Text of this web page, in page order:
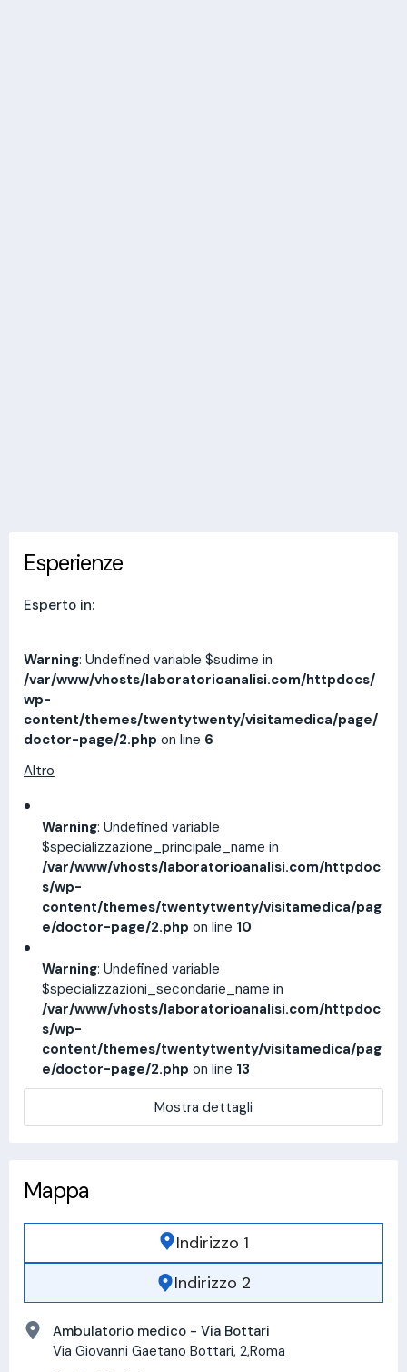
Esperienze
Esperto in:
Warning: Undefined variable $sudime in
/var/www/vhosts/laboratorioanalisi.com/httpdocs/
wp-
content/themes/twentytwenty/visitamedica/page/
doctor-page/2.php on line 6
Altro
Warning: Undefined variable
$specializzazione_principale_name in
/var/www/vhosts/laboratorioanalisi.com/httpdoc
s/wp-
content/themes/twentytwenty/visitamedica/pag
e/doctor-page/2.php on line 10
Warning: Undefined variable
$specializzazioni_secondarie_name in
/var/www/vhosts/laboratorioanalisi.com/httpdoc
s/wp-
content/themes/twentytwenty/visitamedica/pag
e/doctor-page/2.php on line 13
Mostra dettagli
Mappa
Indirizzo 1
Indirizzo 2
Ambulatorio medico - Via Bottari
Via Giovanni Gaetano Bottari, 2,Roma